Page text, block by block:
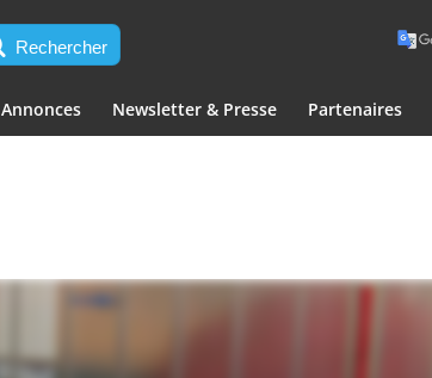
Rechercher
Annonces Newsletter & Presse Partenaires